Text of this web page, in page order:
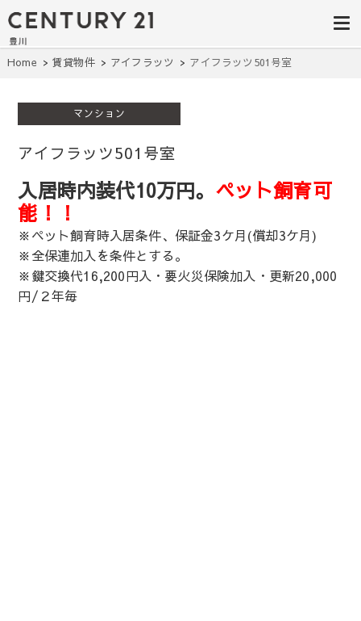
豊田市の中古
住宅・土地・
リノベ物件探
し｜センチュ
リー21豊川
建て・土地探しはセンチュリー21豊
川へ。豊田市内の最新物件情報を随
時更新中！駅近、建築条件無し、ペ
ット可、学区別など、お客様のこだ
Home 賃貸物件 アイフラッツ アイフラッツ501号室
マンション
アイフラッツ501号室
入居時内装代10万円。 ペット飼育可
能！！
※ペット飼育時入居条件、保証金3ケ月(償却3ケ月)
※全保連加入を条件とする。
※鍵交換代16,200円入・要火災保険加入・更新20,000
円/２年毎